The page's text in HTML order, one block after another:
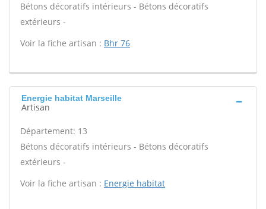
Bétons décoratifs intérieurs - Bétons décoratifs
extérieurs -
Voir la fiche artisan : Bhr 76
Energie habitat Marseille
Artisan
Département: 13
Bétons décoratifs intérieurs - Bétons décoratifs
extérieurs -
Voir la fiche artisan : Energie habitat